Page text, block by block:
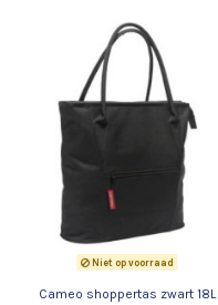
Niet op voorraad
Cameo shoppertas zwart 18L